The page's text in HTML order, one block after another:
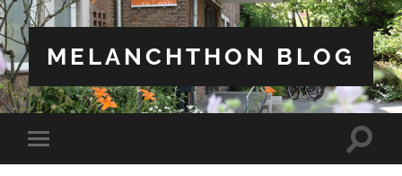
MELANCHTHON BLOG
Mobile-
Menü